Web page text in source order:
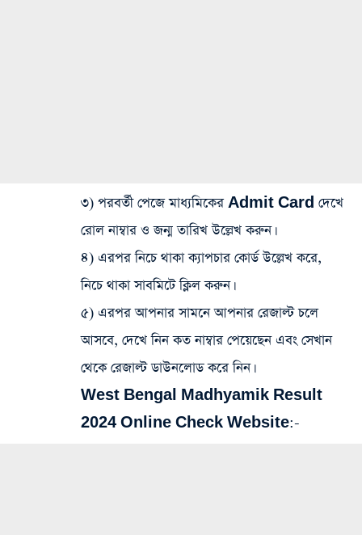
৩) পরবর্তী পেজে মাধ্যমিকের Admit Card দেখে
রোল নাম্বার ও জন্ম তারিখ উল্লেখ করুন।
৪) এরপর নিচে থাকা ক্যাপচার কোর্ড উল্লেখ করে,
নিচে থাকা সাবমিটে ক্লিল করুন।
৫) এরপর আপনার সামনে আপনার রেজাল্ট চলে
আসবে, দেখে নিন কত নাম্বার পেয়েছেন এবং সেখান
থেকে রেজাল্ট ডাউনলোড করে নিন।
West Bengal Madhyamik Result
2024 Online Check Website:-